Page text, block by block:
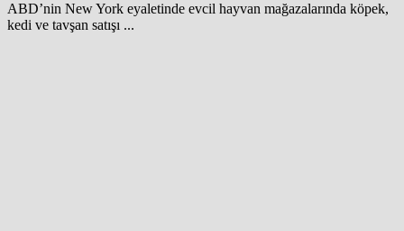
ABD’nin New York eyaletinde evcil hayvan mağazalarında köpek,
kedi ve tavşan satışı ...